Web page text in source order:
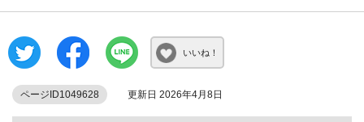
いいね！
ページID1049628 更新日 2026年4月8日